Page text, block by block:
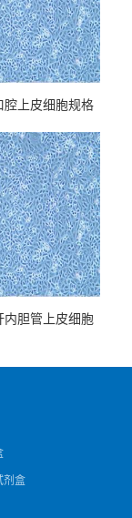
腔上皮细胞规格
内胆管上皮细胞
剂盒